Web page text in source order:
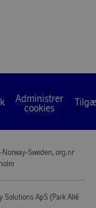
Administrer
cookies
Sweden, org.nr
Solutions ApS (Park Allé